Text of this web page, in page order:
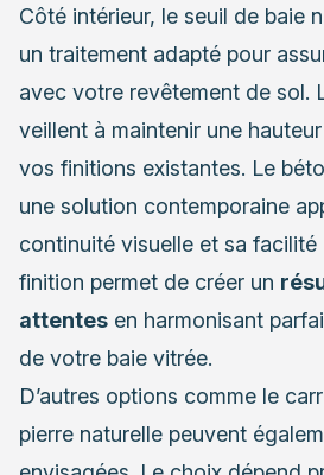
Côté intérieur, le seuil de baie
un traitement adapté pour
avec votre revêtement de sol.
veillent à maintenir une
vos finitions existantes. Le
une solution contemporaine
continuité visuelle et sa facilité
finition permet de créer un
attentes en harmonisant
de votre baie vitrée.
D’autres options comme le
pierre naturelle peuvent